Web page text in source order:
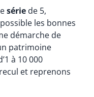
sériede 5,
les bonnes
démarche de
patrimoine
à 10 000
et reprenons